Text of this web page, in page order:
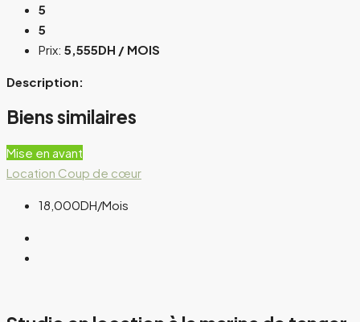
5
5
Prix: 5,555DH / MOIS
Description:
Biens similaires
Mise en avant
Location Coup de cœur
18,000DH/Mois